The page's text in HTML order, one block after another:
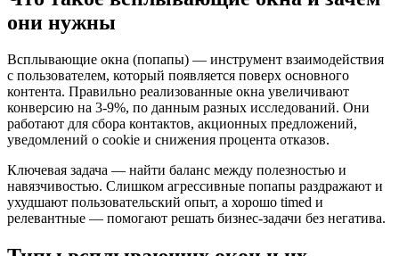
они нужны
Всплывающие окна (попапы) — инструмент взаимодействия
с пользователем, который появляется поверх основного
контента. Правильно реализованные окна увеличивают
конверсию на 3-9%, по данным разных исследований. Они
работают для сбора контактов, акционных предложений,
уведомлений о cookie и снижения процента отказов.
Ключевая задача — найти баланс между полезностью и
навязчивостью. Слишком агрессивные попапы раздражают и
ухудшают пользовательский опыт, а хорошо timed и
релевантные — помогают решать бизнес-задачи без негатива.